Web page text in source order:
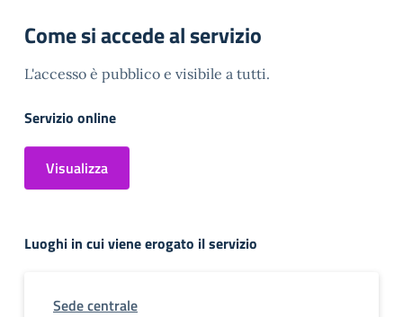
Come si accede al servizio
L'accesso è pubblico e visibile a tutti.
Servizio online
Visualizza
Luoghi in cui viene erogato il servizio
Sede centrale